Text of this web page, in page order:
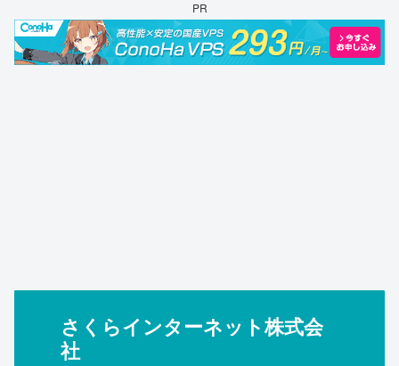
PR
さくらインターネット株式会
社